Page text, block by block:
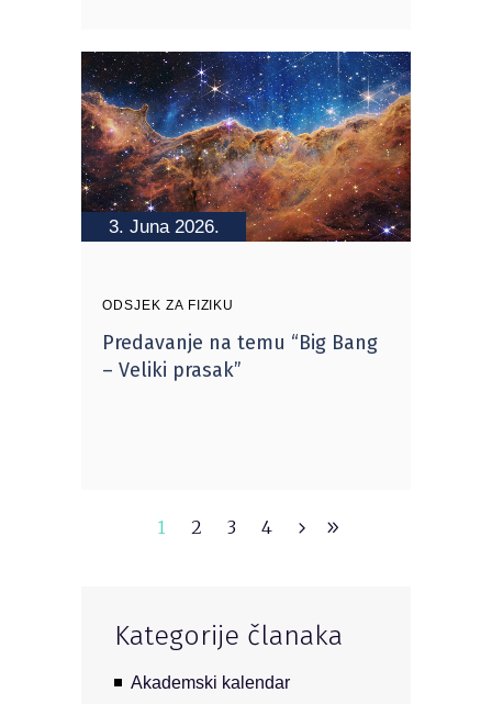
3. Juna 2026.
ODSJEK ZA FIZIKU
Predavanje na temu “Big Bang
– Veliki prasak”
1 2 3 4
Kategorije članaka
Akademski kalendar